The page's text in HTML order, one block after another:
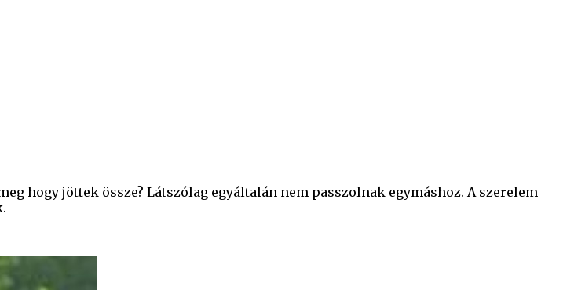
hogy jöttek össze? Látszólag egyáltalán nem passzolnak egymáshoz. A szerelem